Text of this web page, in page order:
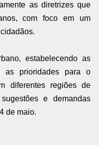
as diretrizes que
com foco em um
estabelecendo as
as prioridades para o
diferentes regiões de
e demandas
de maio.